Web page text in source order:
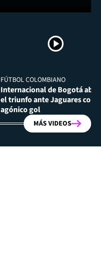
FÚTBOL COLOMBIANO
Internacional de Bogotá
el triunfo ante Jaguares con
agónico gol
MÁS VIDEOS